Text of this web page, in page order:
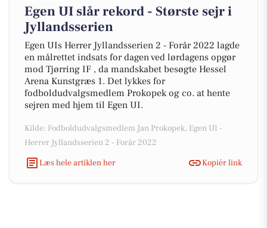
Egen UI slår rekord - Største sejr i
Jyllandsserien
Egen UIs Herrer Jyllandsserien 2 - Forår 2022 lagde
en målrettet indsats for dagen ved lørdagens opgør
mod Tjørring IF , da mandskabet besøgte Hessel
Arena Kunstgræs 1. Det lykkes for
fodboldudvalgsmedlem Prokopek og co. at hente
sejren med hjem til Egen UI.
Kilde: Fodboldudvalgsmedlem Jan Prokopek, Egen UI -
Herrer Jyllandsserien 2 - Forår 2022
Læs hele artiklen her
Kopiér link